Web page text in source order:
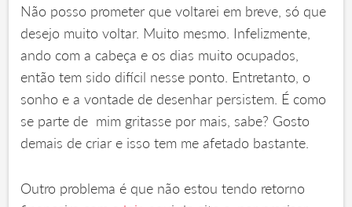
Não posso prometer que voltarei em breve, só que
desejo muito voltar. Muito mesmo. Infelizmente,
ando com a cabeça e os dias muito ocupados,
então tem sido difícil nesse ponto. Entretanto, o
sonho e a vontade de desenhar persistem. É como
se parte de mim gritasse por mais, sabe? Gosto
demais de criar e isso tem me afetado bastante.
Outro problema é que não estou tendo retorno